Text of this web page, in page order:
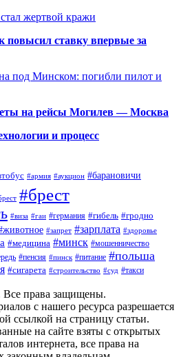
жертвой кражи
повысил ставку впервые за
под Минском: погибли пилот и
на рейсы Могилев — Москва
и процесс
#армия #аукцион #барановичи
#брест
#виза #гаи #германия #гибель #гродно
#запрет #зарплата #здоровье
#медицина #минск #мошенничество
#пенсия #пинск #питание #польша
#сигарета #строительство #суд #такси
Все права защищены.
с нашего ресурса разрешается
ссылкой на страницу статьи.
на сайте взяты с открытых
интернета, все права на